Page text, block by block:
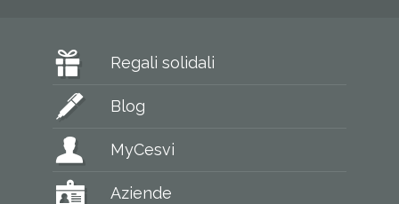
Regali solidali
Blog
MyCesvi
Aziende